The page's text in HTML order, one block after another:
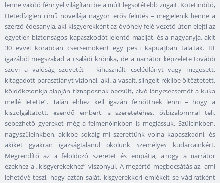
lenne vakító fénnyel világítani be a múlt legsötétebb zugait. Kötetindító,
Hetedíziglen című novellája nagyon erős felütés – megjelenik benne a
szerző édesanyja, aki kisgyerekként az óvóhely felé vezető úton elejti az
egyetlen biztonságos kapaszkodót jelentő maciját, és a nagyanyja, akit
30 évvel korábban csecsemőként egy pesti kapualjban találtak. Itt
igazából megszakad a családi krónika, de a narrátor képzelete tovább
szövi a valóság szövetét – kihasznált cselédlányt vagy megesett,
kitagadott parasztlányt vizionál, aki „a vasalt, slingelt réklibe öltöztetett,
köldökcsonkja alapján tíznaposnak becsült, alvó lánycsecsemőt a kuka
mellé letette”. Talán ehhez kell igazán felnőttnek lenni – hogy a
kiszolgáltatott, esendő embert, a szeretetéhes, ősbizalommal teli,
sebezhető gyereket még a felmenőinkben is meglássuk. Szüleinkben,
nagyszüleinkben, akikbe sokáig mi szerettünk volna kapaszkodni, és
akiket gyakran igazságtalanul okolunk személyes kudarcainkért.
Megrendítő az a feloldozó szeretet és empátia, ahogy a narrátor
ezekhez a „kisgyerekekhez” viszonyul. A megértő megbocsátás az, ami
lehetővé teszi, hogy aztán saját, kisgyerekkori emlékeit se vádiratként